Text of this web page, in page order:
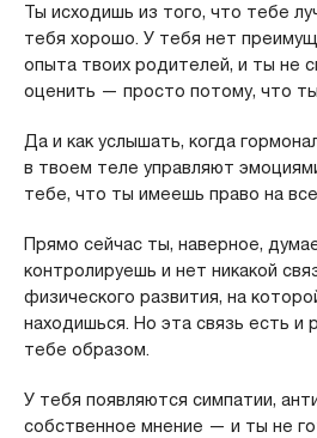
Ты исходишь из того, что тебе
тебя хорошо. У тебя нет
опыта твоих родителей, и ты не
оценить — просто потому, что
Да и как услышать, когда
в твоем теле управляют
тебе, что ты имеешь право на
Прямо сейчас ты, наверное,
контролируешь и нет никакой
физического развития, на
находишься. Но эта связь есть и
тебе образом.
У тебя появляются симпатии,
собственное мнение — и ты не